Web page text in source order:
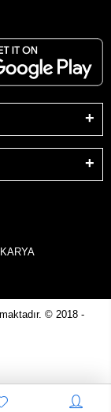
© 2018 -